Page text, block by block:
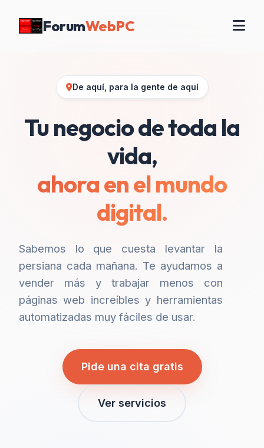
ForumWebPC
De aquí, para la gente de aquí
Tu negocio de toda la
vida,
ahora en el mundo
digital.
Sabemos lo que cuesta levantar la
persiana cada mañana. Te ayudamos a
vender más y trabajar menos con
páginas web increíbles y herramientas
automatizadas muy fáciles de usar.
Pide una cita gratis
Ver servicios